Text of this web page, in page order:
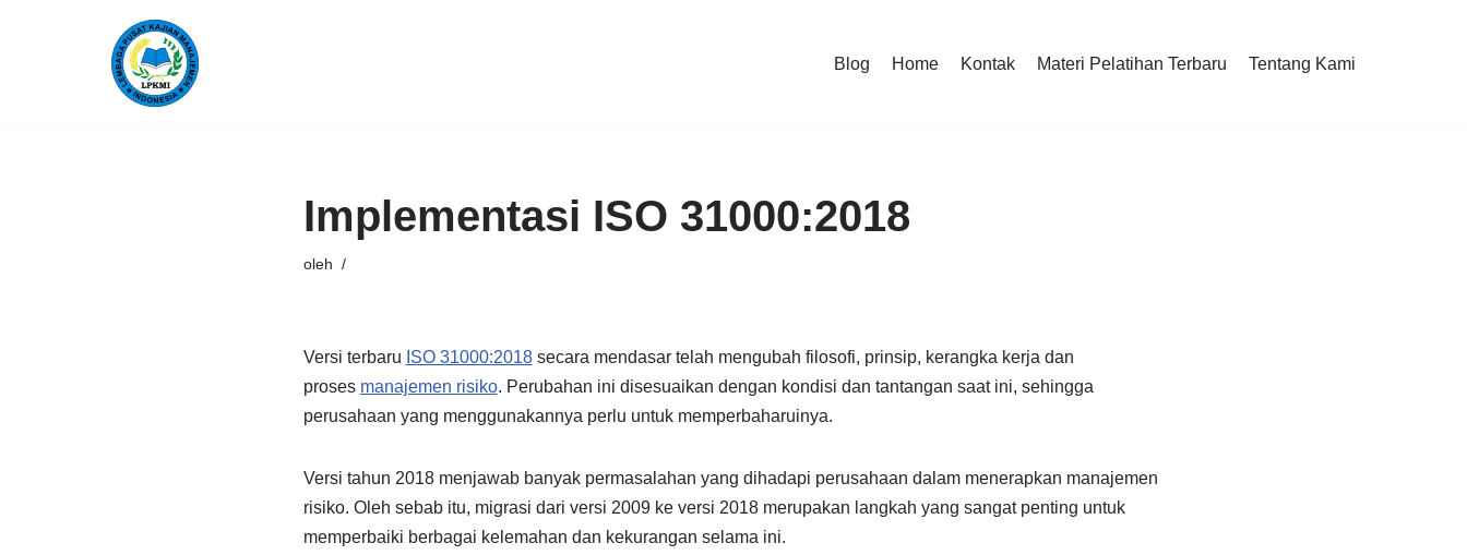
Blog Home Kontak Materi Pelatihan Terbaru Tentang Kami
Implementasi ISO 31000:2018
oleh
Versi terbaru ISO 31000:2018secara mendasar telah mengubah filosofi, prinsip, kerangka kerja dan
proses manajemen risiko. Perubahan ini disesuaikan dengan kondisi dan tantangan saat ini, sehingga
perusahaan yang menggunakannya perlu untuk memperbaharuinya.
Versi tahun 2018 menjawab banyak permasalahan yang dihadapi perusahaan dalam menerapkan manajemen
risiko. Oleh sebab itu, migrasi dari versi 2009 ke versi 2018 merupakan langkah yang sangat penting untuk
memperbaiki berbagai kelemahan dan kekurangan selama ini.